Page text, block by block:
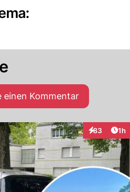
einen Kommentar
83
Interaktionen
1h